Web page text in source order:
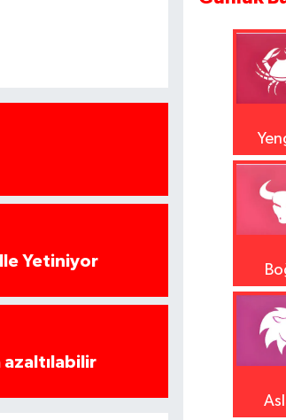
Yetiniyor
azaltılabilir